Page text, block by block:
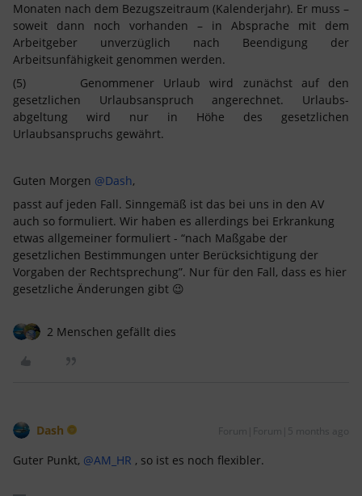
Monaten nach dem Bezugszeitraum (Kalen­derjahr). Er muss –
soweit dann noch vorhanden – in Absprache mit dem
Arbeitgeber unver­züglich nach Beendigung der
Arbeitsunfähigkeit genommen werden.
(5) Genommener Urlaub wird zunächst auf den
gesetzlichen Urlaubsanspruch angerechnet. Urlaubs­
abgeltung wird nur in Höhe des gesetzlichen
Urlaubsanspruchs gewährt.
Guten Morgen ​ @Dash,
passt auf jeden Fall. Sinngemäß ist das bei uns in den AV
auch so formuliert. Wir haben es allerdings bei Erkrankung
etwas allgemeiner formuliert - “nach Maßgabe der
gesetzlichen Bestimmungen unter Berücksichtigung der
Vorgaben der Rechtsprechung”. Nur für den Fall, dass es hier
gesetzliche Änderungen gibt 😉
2 Menschen gefällt dies
Dash Forum|Forum|5 months ago
Guter Punkt, ​ @AM_HR , so ist es noch flexibler.